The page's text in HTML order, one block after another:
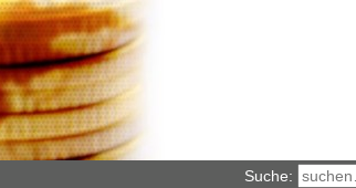
Suche: